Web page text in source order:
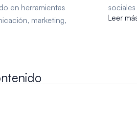
en herramientas
marketing,
Leer